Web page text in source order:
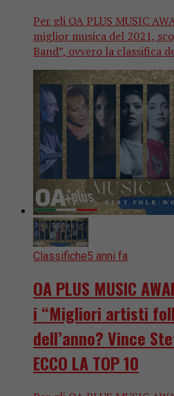
Per gli OA PLUS MUSIC
miglior musica del 2021,
Band”, ovvero la classifica
Classifiche5 anni fa
OA PLUS MUSIC
i “Migliori artisti
dell’anno? Vince
ECCO LA TOP 10